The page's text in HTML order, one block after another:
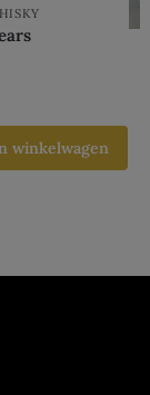
winkelwagen